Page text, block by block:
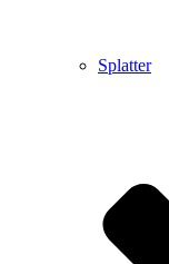
Splatter